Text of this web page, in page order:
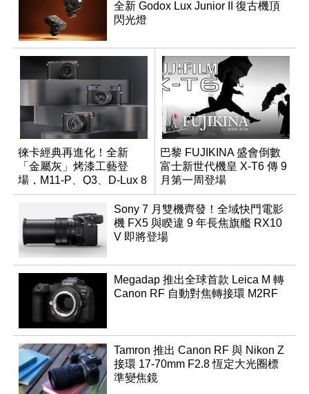
全新 Godox Lux Junior II 復古機頂
閃光燈
徠卡經典再進化！全新
「金屬灰」烤漆工藝登
場，M11-P、Q3、D-Lux 8
領銜換裝
巴黎 FUJIKINA 盛會倒數
富士新世代機皇 X-T6 傳 9
月第一周登場
Sony 7 月雙機齊發！全域快門電影
機 FX5 與睽違 9 年長焦旗艦 RX10
V 即將登場
Megadap 推出全球首款 Leica M 轉
Canon RF 自動對焦轉接環 M2RF
Tamron 推出 Canon RF 與 Nikon Z
接環 17-70mm F2.8 恆定大光圈標
準變焦鏡